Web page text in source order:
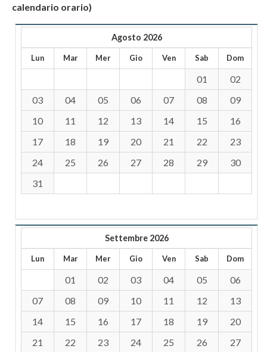
calendario orario)
Agosto 2026
Lun Mar Mer Gio Ven Sab Dom
01
02
03
04 05 06 07 08
09
10
11 12 13 14 15
16
17
18 19 20 21 22
23
24
25 26 27 28 29
30
31
Settembre 2026
Lun Mar Mer Gio Ven Sab Dom
01 02 03 04 05
06
07
08 09 10 11 12
13
14
15 16 17 18 19
20
21
22 23 24 25 26
27